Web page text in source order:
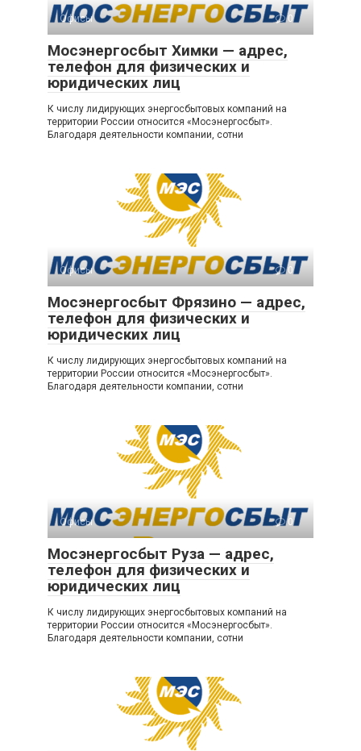
Офисы 0
Мосэнергосбыт Химки — адрес,
телефон для физических и
юридических лиц
К числу лидирующих энергосбытовых компаний на
территории России относится «Мосэнергосбыт».
Благодаря деятельности компании, сотни
Офисы 0
Мосэнергосбыт Фрязино — адрес,
телефон для физических и
юридических лиц
К числу лидирующих энергосбытовых компаний на
территории России относится «Мосэнергосбыт».
Благодаря деятельности компании, сотни
Офисы 0
Мосэнергосбыт Руза — адрес,
телефон для физических и
юридических лиц
К числу лидирующих энергосбытовых компаний на
территории России относится «Мосэнергосбыт».
Благодаря деятельности компании, сотни